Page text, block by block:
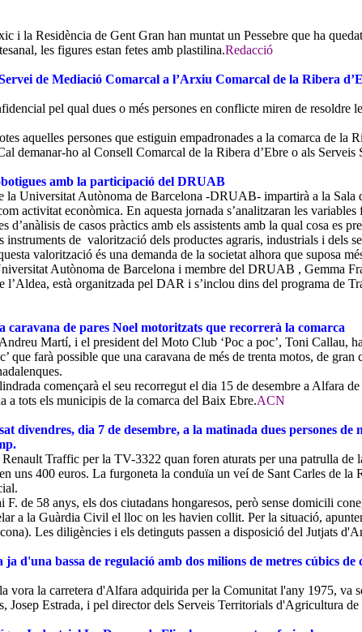
i la Residència de Gent Gran han muntat un Pessebre que ha
les figures estan fetes amb plastilina.Redacció
de Mediació Comarcal a l’Arxiu Comarcal de la Ribera
pel qual dues o més persones en conflicte miren de resoldre
aquelles persones que estiguin empadronades a la comarca de
demanar-ho al Consell Comarcal de la Ribera d’Ebre o als
amb la participació del DRUAB
la Universitat Autònoma de Barcelona -DRUAB- impartirà a la
activitat econòmica. En aquesta jornada s’analitzaran les
d’anàlisis de casos pràctics amb els assistents amb la qual cosa es
instruments de valorització dels productes agraris, industrials i dels
valorització és una demanda de la societat alhora que suposa
Autònoma de Barcelona i membre del DRUAB , Gemma
està organitzada pel DAR i s’inclou dins del programa de
de pares Noel motoritzats que recorrerà la comarca
Martí, i el president del Moto Club ‘Poc a poc’, Toni Callau,
que farà possible que una caravana de més de trenta motos, de
començarà el seu recorregut el dia 15 de desembre a Alfara
a tots els municipis de la comarca del Baix Ebre.ACN
divendres, dia 7 de desembre, a la matinada dues persones de
Traffic per la TV-3322 quan foren aturats per una patrulla
uns 400 euros. La furgoneta la conduïa un veí de Sant Carles de
de 58 anys, els dos ciutadans hongaresos, però sense domicili
a la Guàrdia Civil el lloc on les havien collit. Per la situació,
Les diligències i els detinguts passen a disposició del Jutjats
d'una bassa de regulació amb dos milions de metres cúbics
vora la carretera d'Alfara adquirida per la Comunitat l'any 1975, va
Josep Estrada, i pel director dels Serveis Territorials d'Agricultura